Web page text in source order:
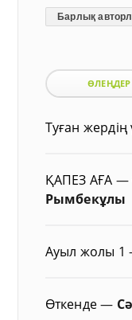
Барлық
ӨЛЕҢДЕР
Туған жердің
ҚАПЕЗ АҒА —
Рымбекұлы
Ауыл жолы 1
Өткенде—